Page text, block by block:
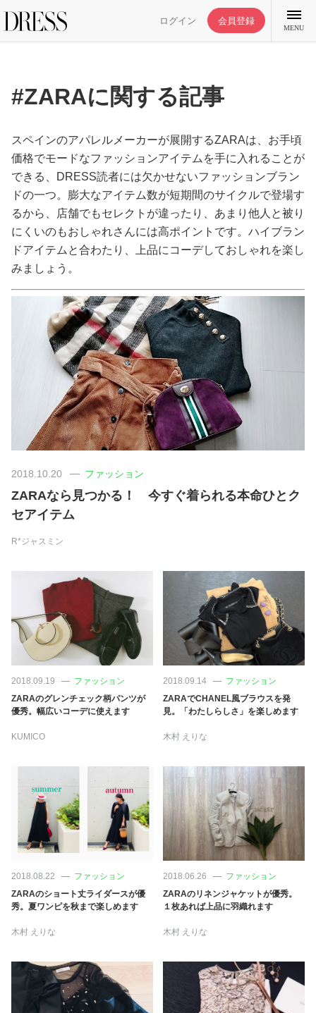
ログイン 会員登録
MENU
特集記事
DRESS部活
ライフスタイル
ファッション
恋愛/結婚/離婚
美容/健康
ワークスタイル
妊娠/出産/家族
ココロ/カラダ
グルメ
カルチャー/エンタメ
占い
性と愛
ゲーム
#ZARAに関する記事
スペインのアパレルメーカーが展開するZARAは、お手頃
価格でモードなファッションアイテムを手に入れることが
できる、DRESS読者には欠かせないファッションブラン
ドの一つ。膨大なアイテム数が短期間のサイクルで登場す
るから、店舗でもセレクトが違ったり、あまり他人と被り
にくいのもおしゃれさんには高ポイントです。ハイブラン
ドアイテムと合わたり、上品にコーデしておしゃれを楽し
みましょう。
2018.10.20 ファッション
ZARAなら見つかる！ 今すぐ着られる本命ひとク
セアイテム
R*ジャスミン
2018.09.19
ファッション
ZARAのグレンチェック柄パンツが
優秀。幅広いコーデに使えます
KUMICO
2018.09.14
ファッション
ZARAでCHANEL風ブラウスを発
見。「わたしらしさ」を楽しめます
木村 えりな
2018.08.22
ファッション
ZARAのショート丈ライダースが優
秀。夏ワンピを秋まで楽しめます
木村 えりな
2018.06.26
ファッション
ZARAのリネンジャケットが優秀。
１枚あれば上品に羽織れます
木村 えりな